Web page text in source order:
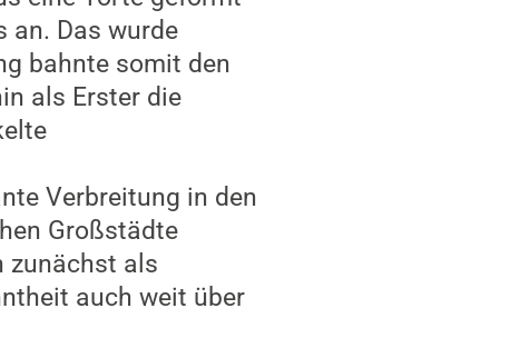
an. Das wurde
bahnte somit den
als Erster die
Verbreitung in den
Großstädte
zunächst als
auch weit über